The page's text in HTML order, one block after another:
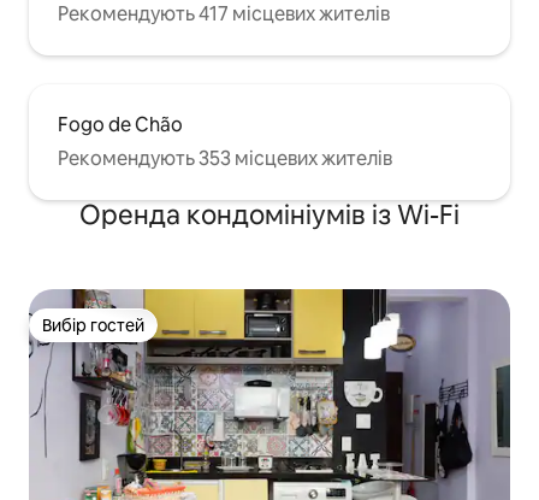
Рекомендують 417 місцевих жителів
Fogo de Chão
Рекомендують 353 місцевих жителів
Оренда кондомініумів із Wi-Fi
Вибір гостей
Вибір гостей